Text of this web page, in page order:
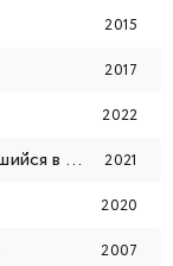
2015
2017
2022
Лучший в мире ассасин, переродившийся в другом мире как аристократ 2021
2020
2007